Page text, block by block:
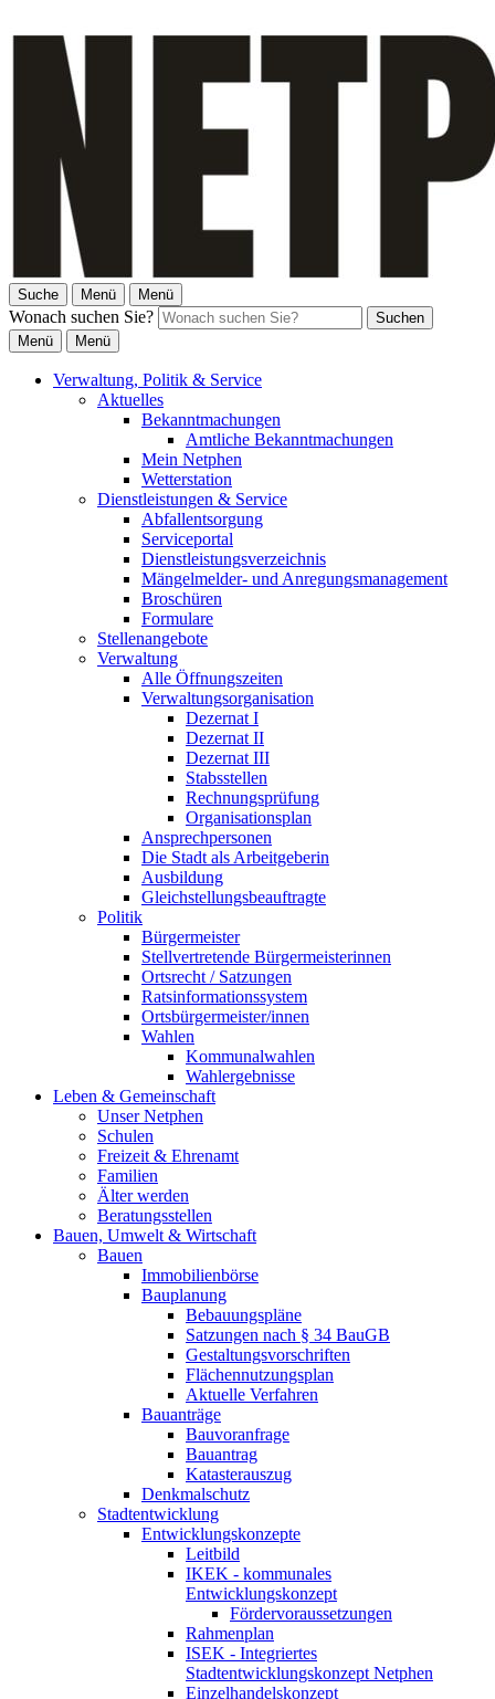
Suche Menü Menü
Wonach suchen Sie?
Suchen
Menü
Menü
Verwaltung, Politik & Service
Aktuelles
Bekanntmachungen
Amtliche Bekanntmachungen
Mein Netphen
Wetterstation
Dienstleistungen & Service
Abfallentsorgung
Serviceportal
Dienstleistungsverzeichnis
Mängelmelder- und Anregungsmanagement
Broschüren
Formulare
Stellenangebote
Verwaltung
Alle Öffnungszeiten
Verwaltungsorganisation
Dezernat I
Dezernat II
Dezernat III
Stabsstellen
Rechnungsprüfung
Organisationsplan
Ansprechpersonen
Die Stadt als Arbeitgeberin
Ausbildung
Gleichstellungsbeauftragte
Politik
Bürgermeister
Stellvertretende Bürgermeisterinnen
Ortsrecht / Satzungen
Ratsinformationssystem
Ortsbürgermeister/innen
Wahlen
Kommunalwahlen
Wahlergebnisse
Leben & Gemeinschaft
Unser Netphen
Schulen
Freizeit & Ehrenamt
Familien
Älter werden
Beratungsstellen
Bauen, Umwelt & Wirtschaft
Bauen
Immobilienbörse
Bauplanung
Bebauungspläne
Satzungen nach § 34 BauGB
Gestaltungsvorschriften
Flächennutzungsplan
Aktuelle Verfahren
Bauanträge
Bauvoranfrage
Bauantrag
Katasterauszug
Denkmalschutz
Stadtentwicklung
Entwicklungskonzepte
Leitbild
IKEK - kommunales
Entwicklungskonzept
Fördervoraussetzungen
Rahmenplan
ISEK - Integriertes
Stadtentwicklungskonzept Netphen
Einzelhandelskonzept